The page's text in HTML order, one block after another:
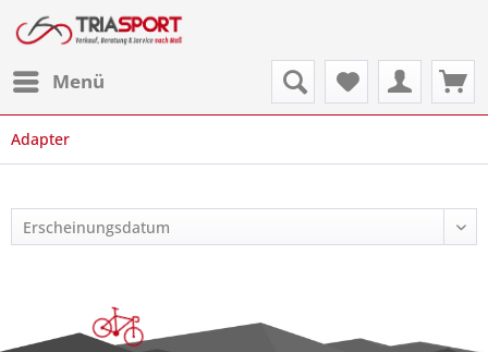
Menü
Adapter